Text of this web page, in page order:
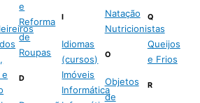
e
e
Reforma
de
Roupas
D
I
Idiomas
(cursos)
Imóveis
Informática
Natação
Nutricionistas
O
Objetos
de
Q
Queijos
e Frios
R